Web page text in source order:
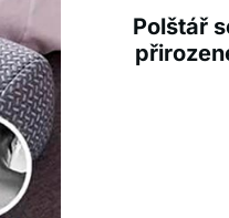
Polštář